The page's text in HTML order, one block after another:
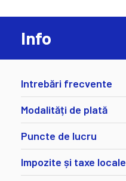
Info
Intrebări frecvente
Modalități de plată
Puncte de lucru
Impozite și taxe locale